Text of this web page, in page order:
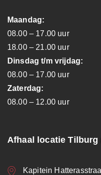
Maandag:
08.00 – 17.00 uur
18.00 – 21.00 uur
Dinsdag t/m vrijdag:
08.00 – 17.00 uur
Zaterdag:
08.00 – 12.00 uur
Afhaal locatie Tilburg
Kapitein